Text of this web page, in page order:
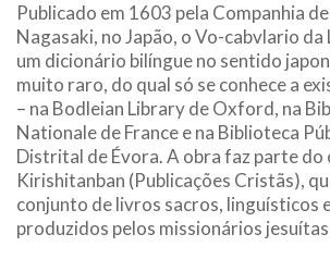
Publicado em 1603 pela Companhia de
Nagasaki, no Japão, o Vo-cabvlario da
um dicionário bilíngue no sentido
muito raro, do qual só se conhece a
– na Bodleian Library de Oxford, na
Nationale de France e na Biblioteca
Distrital de Évora. A obra faz parte do
Kirishitanban (Publicações Cristãs),
conjunto de livros sacros, linguísticos
produzidos pelos missionários jesuítas